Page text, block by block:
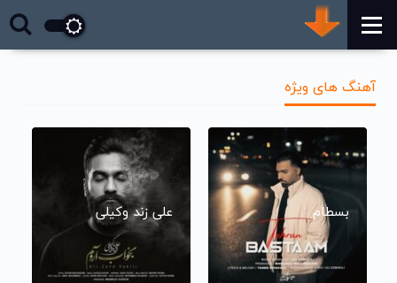
آهنگ های ویژه
بسطام علی زند وکیلی